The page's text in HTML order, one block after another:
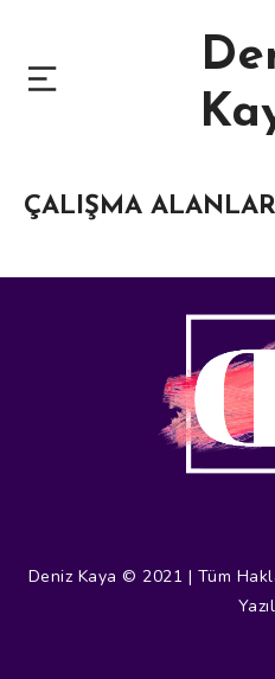
ÇALIŞMA
Deniz Kaya © 2021 | Tüm